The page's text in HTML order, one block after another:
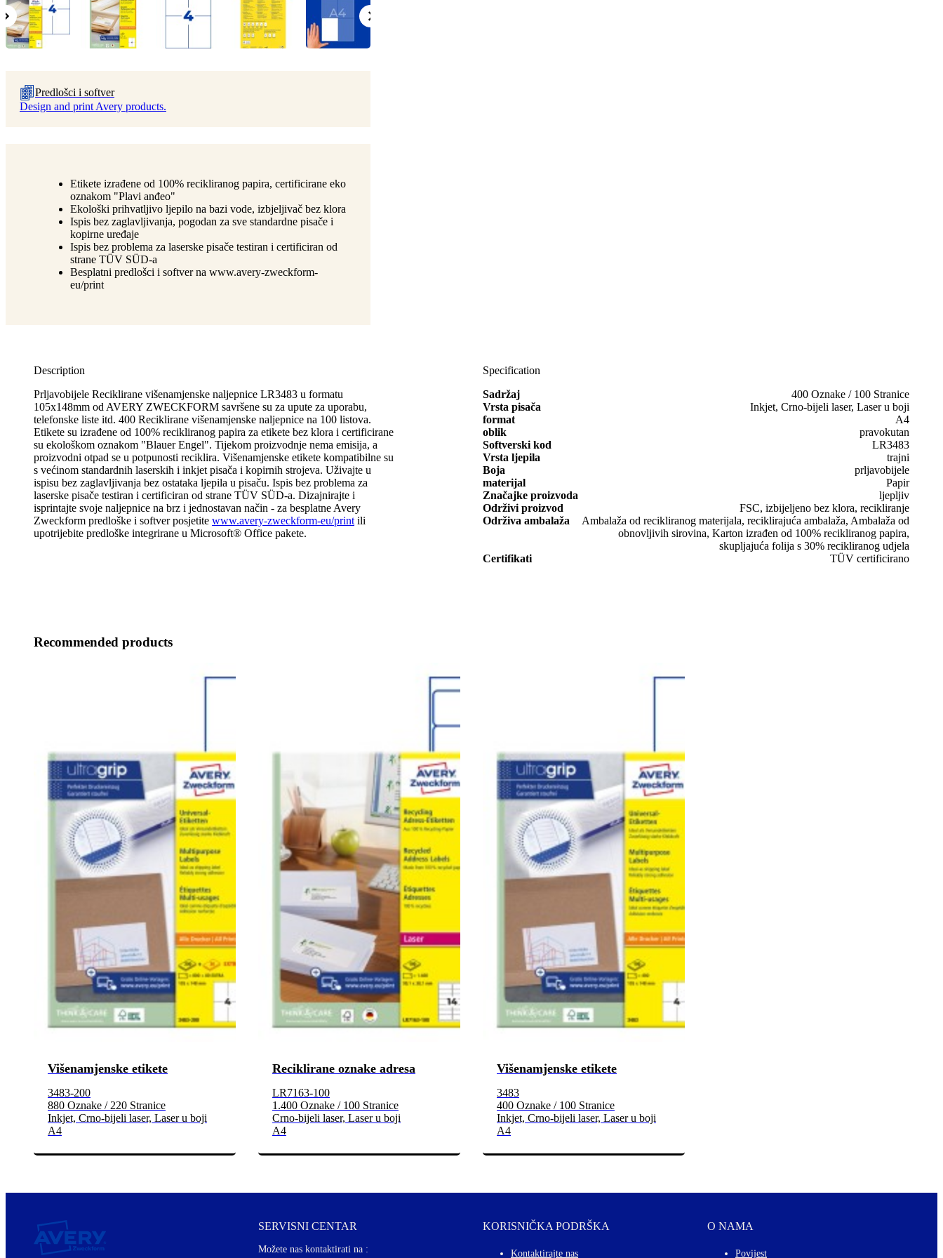
Predlošci i softver
Design and print Avery products.
Etikete izrađene od 100% recikliranog papira, certificirane eko
oznakom "Plavi anđeo"
Ekološki prihvatljivo ljepilo na bazi vode, izbjeljivač bez klora
Ispis bez zaglavljivanja, pogodan za sve standardne pisače i
kopirne uređaje
Ispis bez problema za laserske pisače testiran i certificiran od
strane TÜV SÜD-a
Besplatni predlošci i softver na www.avery-zweckform-
eu/print
Description
Prljavobijele Reciklirane višenamjenske naljepnice LR3483 u formatu
105x148mm od AVERY ZWECKFORM savršene su za upute za uporabu,
telefonske liste itd. 400 Reciklirane višenamjenske naljepnice na 100 listova.
Etikete su izrađene od 100% recikliranog papira za etikete bez klora i certificirane
su ekološkom oznakom "Blauer Engel". Tijekom proizvodnje nema emisija, a
proizvodni otpad se u potpunosti reciklira. Višenamjenske etikete kompatibilne su
s većinom standardnih laserskih i inkjet pisača i kopirnih strojeva. Uživajte u
ispisu bez zaglavljivanja bez ostataka ljepila u pisaču. Ispis bez problema za
laserske pisače testiran i certificiran od strane TÜV SÜD-a. Dizajnirajte i
isprintajte svoje naljepnice na brz i jednostavan način - za besplatne Avery
Zweckform predloške i softver posjetite www.avery-zweckform-eu/print ili
upotrijebite predloške integrirane u Microsoft® Office pakete.
Specification
Sadržaj
400 Oznake / 100 Stranice
Vrsta pisača
Inkjet, Crno-bijeli laser, Laser u boji
format
A4
oblik
pravokutan
Softverski kod
LR3483
Vrsta ljepila
trajni
Boja
prljavobijele
materijal
Papir
Značajke proizvoda
ljepljiv
Održivi proizvod
FSC, izbijeljeno bez klora, recikliranje
Održiva ambalaža
Ambalaža od recikliranog materijala, reciklirajuća ambalaža, Ambalaža od
obnovljivih sirovina, Karton izrađen od 100% recikliranog papira,
skupljajuća folija s 30% recikliranog udjela
Certifikati
TÜV certificirano
Recommended products
Višenamjenske etikete
3483-200
880 Oznake / 220 Stranice
Inkjet, Crno-bijeli laser, Laser u boji
A4
Reciklirane oznake adresa
LR7163-100
1.400 Oznake / 100 Stranice
Crno-bijeli laser, Laser u boji
A4
Višenamjenske etikete
3483
400 Oznake / 100 Stranice
Inkjet, Crno-bijeli laser, Laser u boji
A4
SERVISNI CENTAR
Možete nas kontaktirati na :
KORISNIČKA PODRŠKA
Kontaktirajte nas
O NAMA
Povijest